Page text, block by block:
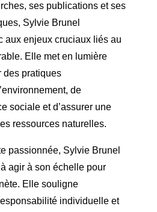
ses publications et ses
Sylvie Brunel
aux enjeux cruciaux liés au
Elle met en lumière
des pratiques
de
sociale et d’assurer une
ressources naturelles.
passionnée, Sylvie Brunel
agir à son échelle pour
Elle souligne
individuelle et